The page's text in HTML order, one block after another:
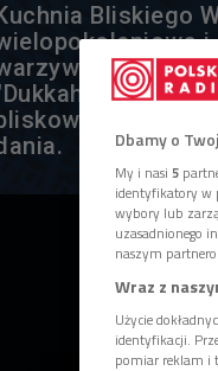
Bliskiego
Jej
kumin i
Dbamy o
My i nasi 5
identyfikatory w
wybory lub
uzasadnionego
naszym
Wraz z
Użycie
identyfikacji.
pomiar reklam i